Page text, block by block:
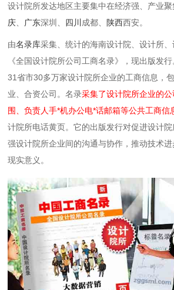
设计院所发达地区‌主要集中在经济强、产业
庆
广东深圳、 四川 成都、 陕西西安。
由名录库采集、统计的海南设计院、设计所
《全国设计院所公司工商名录》，现出版发
31省市30多万家设计院所企业的工商信息，
业、合资公司。名录采集了设计院所企业的
围、负责人手*机办公电*话邮箱等公共工商信
计院所电话黄页。它的出版发行对促进设计
强设计院所企业间的沟通与协作，推动技术
现实意义。